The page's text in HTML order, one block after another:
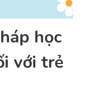
học
với trẻ